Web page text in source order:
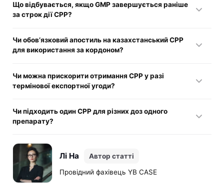
видається під конкретну країну-імпортера.
Що відбувається, якщо GMP завершується раніше
за строк дії CPP?
регулятора, оскільки строк його дії обмежений дією GMP.
Чи обов’язковий апостиль на казахстанський CPP
для використання за кордоном?
приймають CPP без апостиля, інші ж вимагають
легалізації.
Чи можна прискорити отримання CPP у разі
термінової експортної угоди?
режимах; а в інших випадках застосовується стандартний
регламент.
Чи підходить один CPP для різних доз одного
препарату?
окремого сертифіката CPP у Казахстані.
Лі На
Автор статті
Провідний фахівець YB CASE